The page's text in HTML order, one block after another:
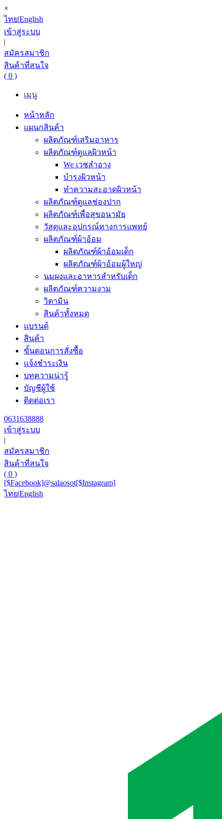
×
ไทย|English
เข้าสู่ระบบ
|
สมัครสมาชิก
สินค้าที่สนใจ
( 0 )
เมนู
หน้าหลัก
แผนกสินค้า
ผลิตภัณฑ์เสริมอาหาร
ผลิตภัณฑ์ดูแลผิวหน้า
We เวชสำอาง
บำรุงผิวหน้า
ทำความสะอาดผิวหน้า
ผลิตภัณฑ์ดูแลช่องปาก
ผลิตภัณฑ์เพื่อสุขอนามัย
วัสดุและอุปกรณ์ทางการแพทย์
ผลิตภัณฑ์ผ้าอ้อม
ผลิตภัณฑ์ผ้าอ้อมเด็ก
ผลิตภัณฑ์ผ้าอ้อมผู้ใหญ่
นมผงและอาหารสำหรับเด็ก
ผลิตภัณฑ์ความงาม
วิตามิน
สินค้าทั้งหมด
แบรนด์
สินค้า
ขั้นตอนการสั่งซื้อ
แจ้งชำระเงิน
บทความน่ารู้
บัญชีผู้ใช้
ติดต่อเรา
0631638888
เข้าสู่ระบบ
|
สมัครสมาชิก
สินค้าที่สนใจ
( 0 )
[$Facebook]@salaosot[$Instagram]
ไทย|English